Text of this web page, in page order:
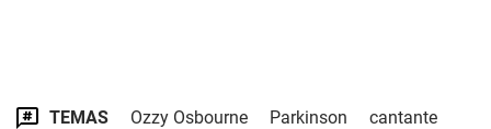
TEMAS Ozzy Osbourne Parkinson
cantante